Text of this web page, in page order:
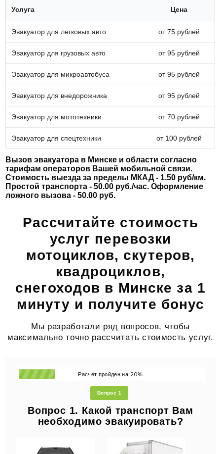
Услуга Цена
Эвакуатор для легковых авто от 75 рублей
Эвакуатор для грузовых авто от 95 рублей
Эвакуатор для микроавтобуса от 95 рублей
Эвакуатор для внедорожника от 95 рублей
Эвакуатор для мототехники от 70 рублей
Эвакуатор для спецтехники от 100 рублей
Вызов эвакуатора в Минске и области согласно
тарифам операторов Вашей мобильной связи.
Стоимость выезда за пределы МКАД - 1.50 руб/км.
Простой транспорта - 50.00 руб./час. Оформление
ложного вызова - 50.00 руб.
Рассчитайте стоимость
услуг перевозки
мотоциклов, скутеров,
квадроциклов,
снегоходов в Минске за 1
минуту и получите бонус
Мы разработали ряд вопросов, чтобы
максимально точно рассчитать стоимость услуг.
Расчет пройден на 20%
Вопрос 1
Вопрос 1. Какой транспорт Вам
необходимо эвакуировать?